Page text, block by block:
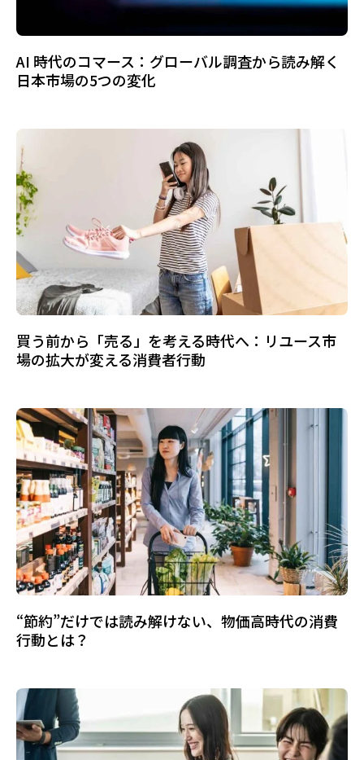
AI 時代のコマース：グローバル調査から読み解く
日本市場の5つの変化
買う前から「売る」を考える時代へ：リユース市
場の拡大が変える消費者行動
“節約”だけでは読み解けない、物価高時代の消費
行動とは？